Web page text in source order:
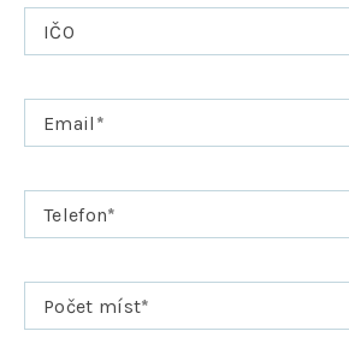
IČO
Email *
Telefon*
Počet míst*